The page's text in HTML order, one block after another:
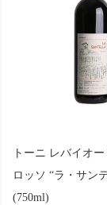
トーニ レバイオ
ロッソ “ラ・サン
(750ml)